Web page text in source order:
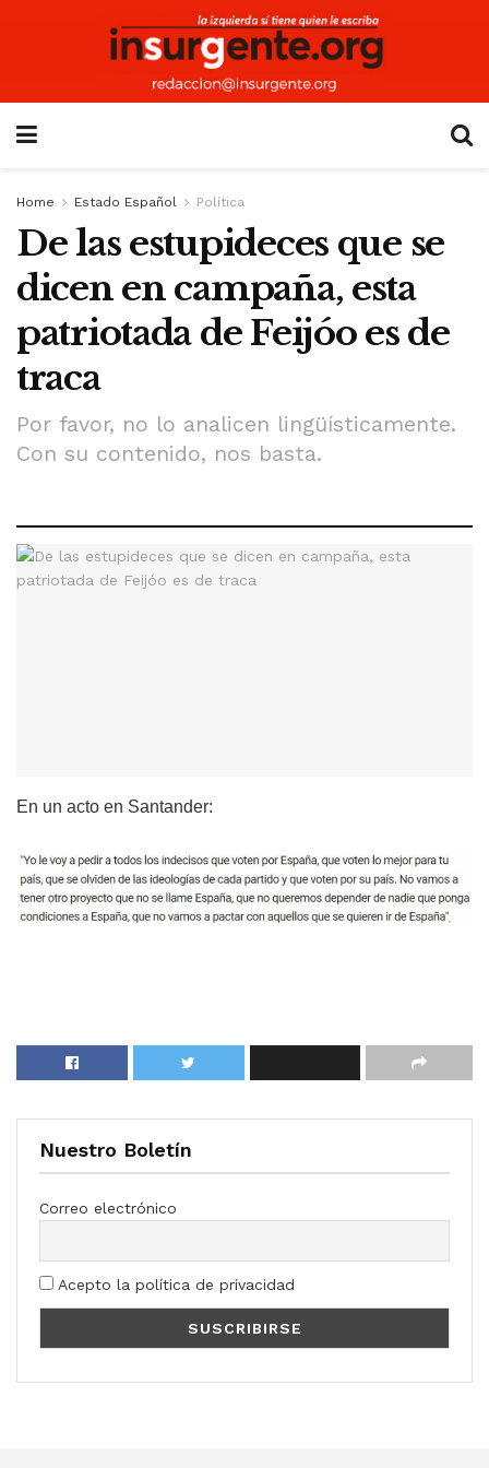
Home Estado Español Política
De las estupideces que se
dicen en campaña, esta
patriotada de Feijóo es de
traca
Por favor, no lo analicen lingüísticamente.
Con su contenido, nos basta.
En un acto en Santander:
Nuestro Boletín
Correo electrónico
Acepto la política de privacidad